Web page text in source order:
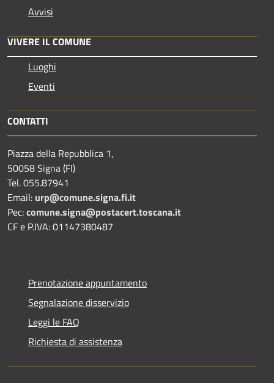
Avvisi
VIVERE IL COMUNE
Luoghi
Eventi
CONTATTI
Piazza della Repubblica 1,
50058 Signa (FI)
Tel. 055.87941
Email: urp@comune.signa.fi.it
Pec:comune.signa@postacert.toscana.it
CF e P.IVA: 01147380487
Prenotazione appuntamento
Segnalazione disservizio
Leggi le FAQ
Richiesta di assistenza